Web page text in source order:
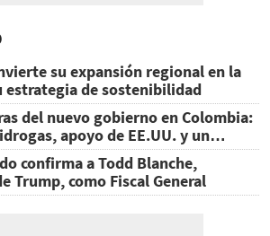
su expansión regional en la
estrategia de sostenibilidad
del nuevo gobierno en Colombia:
apoyo de EE.UU. y un
confirma a Todd Blanche,
Trump, como Fiscal General